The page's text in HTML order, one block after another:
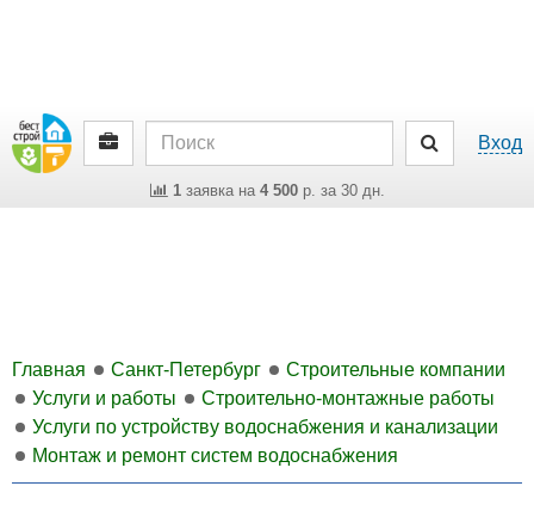
Вход
1заявка на 4 500р. за 30 дн.
Главная Санкт-Петербург
Строительные компании
Услуги и работы
Строительно-монтажные работы
Услуги по устройству водоснабжения и канализации
Монтаж и ремонт систем водоснабжения